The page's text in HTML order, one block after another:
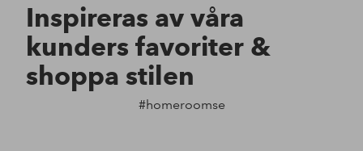
Inspireras av våra
kunders favoriter &
shoppa stilen
#homeroomse